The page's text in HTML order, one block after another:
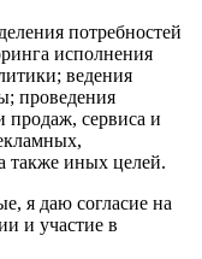
потребностей
исполнения
ведения
проведения
продаж, сервиса и
также иных целей.
я даю согласие на
и участие в